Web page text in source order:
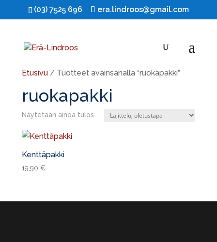
(03) 7525 696 era.lindroos@gmail.com
Etusivu/ Tuotteet avainsanalla “ruokapakki”
ruokapakki
Näytetään ainoa tulos
Kenttäpakki
19,90 €